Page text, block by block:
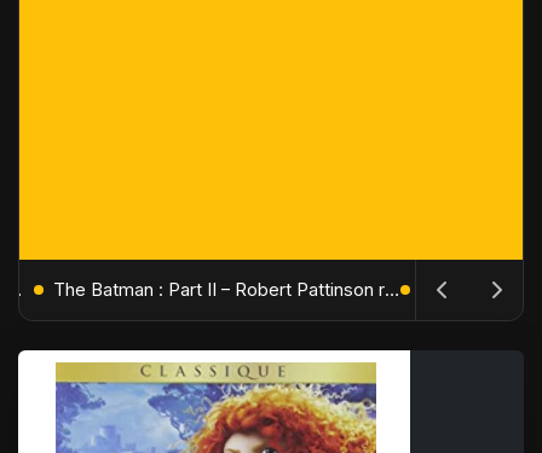
L'Âge de Glace : Le Réveil du Volcan – Manny, Sid et Diego de retour pour une aventure explosive The Batman : Part II – Robert Pattinson replonge dans les ténèbres de Gotham dès octobre 2027